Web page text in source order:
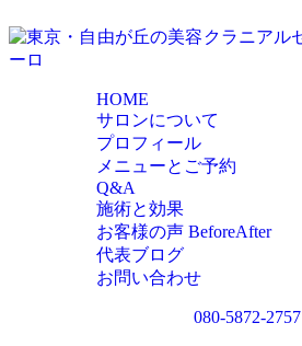
HOME
サロンについて
プロフィール
メニューとご予約
Q&A
施術と効果
お客様の声 BeforeAfter
代表ブログ
お問い合わせ
080-5872-2757